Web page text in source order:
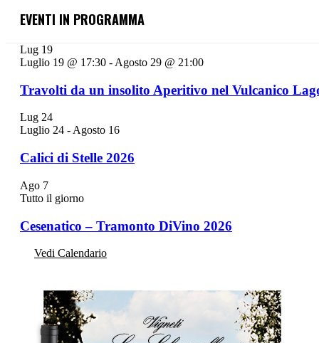
EVENTI IN PROGRAMMA
Lug 19
Luglio 19 @ 17:30 - Agosto 29 @ 21:00
Travolti da un insolito Aperitivo nel Vulcanico
Lug 24
Luglio 24 - Agosto 16
Calici di Stelle 2026
Ago 7
Tutto il giorno
Cesenatico – Tramonto DiVino 2026
Vedi Calendario